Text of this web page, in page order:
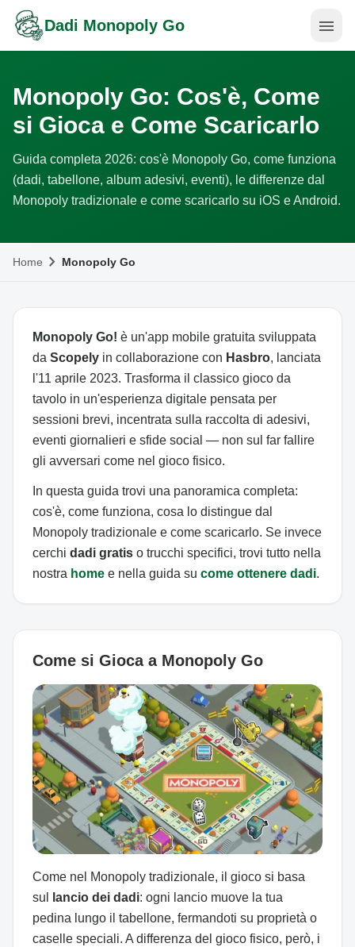
Dadi Monopoly Go menu
Monopoly Go: Cos'è, Come
si Gioca e Come Scaricarlo
Guida completa 2026: cos'è Monopoly Go, come funziona
(dadi, tabellone, album adesivi, eventi), le differenze dal
Monopoly tradizionale e come scaricarlo su iOS e Android.
Home chevron_right Monopoly Go
Monopoly Go! è un'app mobile gratuita sviluppata
da Scopely in collaborazione con Hasbro, lanciata
l'11 aprile 2023. Trasforma il classico gioco da
tavolo in un'esperienza digitale pensata per
sessioni brevi, incentrata sulla raccolta di adesivi,
eventi giornalieri e sfide social — non sul far fallire
gli avversari come nel gioco fisico.
In questa guida trovi una panoramica completa:
cos'è, come funziona, cosa lo distingue dal
Monopoly tradizionale e come scaricarlo. Se invece
cerchi dadi gratis o trucchi specifici, trovi tutto nella
nostra home e nella guida su come ottenere dadi.
Come si Gioca a Monopoly Go
Come nel Monopoly tradizionale, il gioco si basa
sul
lancio dei dadi: ogni lancio muove la tua
pedina lungo il tabellone, fermandoti su proprietà o
caselle speciali. A differenza del gioco fisico, però, i